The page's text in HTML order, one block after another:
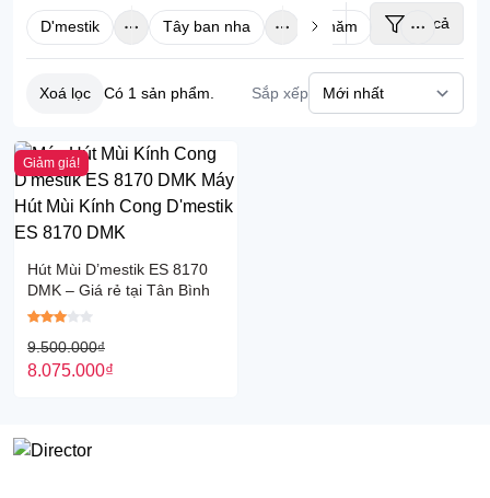
D'mestik Tây ban nha 3 năm Tất cả
Xoá lọc Có 1 sản phẩm. Sắp xếp
Giảm giá!
Hút Mùi D’mestik ES 8170
DMK – Giá rẻ tại Tân Bình
9.500.000₫
8.075.000₫